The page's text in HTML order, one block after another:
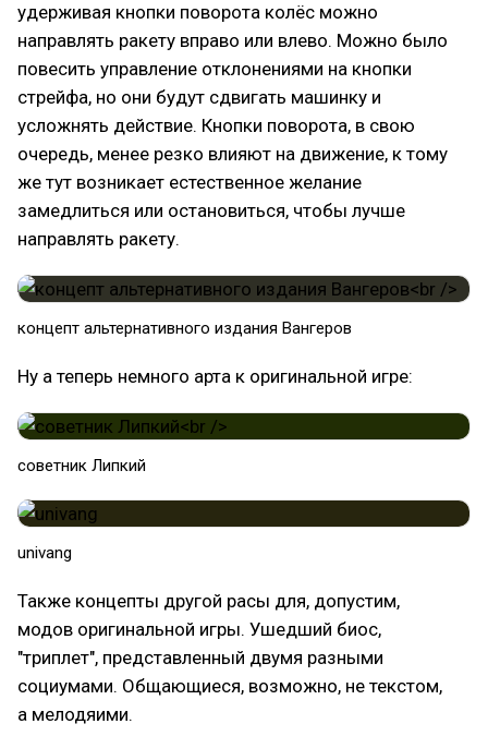
удерживая кнопки поворота колёс можно
направлять ракету вправо или влево. Можно было
повесить управление отклонениями на кнопки
стрейфа, но они будут сдвигать машинку и
усложнять действие. Кнопки поворота, в свою
очередь, менее резко влияют на движение, к тому
же тут возникает естественное желание
замедлиться или остановиться, чтобы лучше
направлять ракету.
концепт альтернативного издания Вангеров
Ну а теперь немного арта к оригинальной игре:
советник Липкий
univang
Также концепты другой расы для, допустим,
модов оригинальной игры. Ушедший биос,
"триплет", представленный двумя разными
социумами. Общающиеся, возможно, не текстом,
а мелодяими.